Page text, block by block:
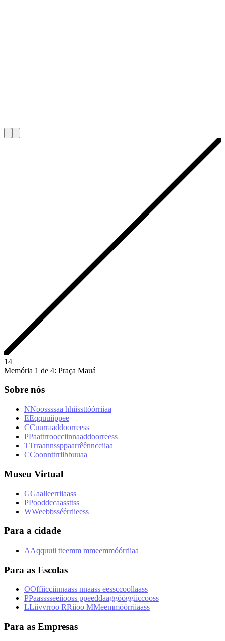
14
Memória 1 de 4: Praça Mauá
Sobre nós
NNoossssaa hhiissttóórriiaa
EEqquuiippee
CCuurraaddoorreess
PPaattrroocciinnaaddoorreess
TTrraannssppaarrêênncciiaa
CCoonnttrriibbuuaa
Museu Virtual
GGaalleerriiaass
PPooddccaassttss
WWeebbsséérriieess
Para a cidade
AAqquuii tteemm mmeemmóórriiaa
Para as Escolas
OOffiicciinnaass nnaass eessccoollaass
PPaasssseeiiooss ppeeddaaggóóggiiccooss
LLiivvrroo RRiioo MMeemmóórriiaass
Para as Empresas